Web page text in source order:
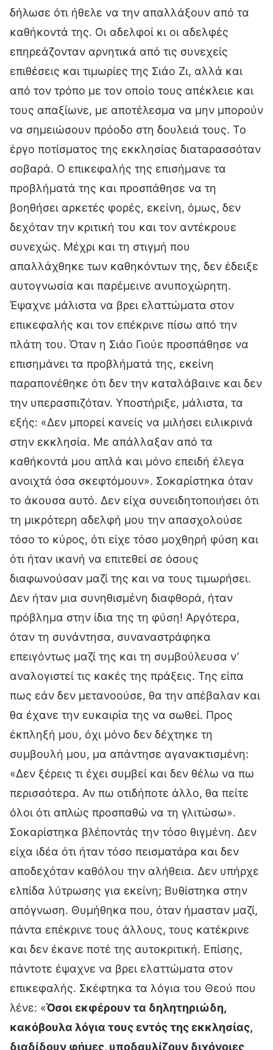
δήλωσε ότι ήθελε να την απαλλάξουν από τα
καθήκοντά της. Οι αδελφοί κι οι αδελφές
επηρεάζονταν αρνητικά από τις συνεχείς
επιθέσεις και τιμωρίες της Σιάο Ζι, αλλά και
από τον τρόπο με τον οποίο τους απέκλειε και
τους απαξίωνε, με αποτέλεσμα να μην μπορούν
να σημειώσουν πρόοδο στη δουλειά τους. Το
έργο ποτίσματος της εκκλησίας διαταρασσόταν
σοβαρά. Ο επικεφαλής της επισήμανε τα
προβλήματά της και προσπάθησε να τη
βοηθήσει αρκετές φορές, εκείνη, όμως, δεν
δεχόταν την κριτική του και τον αντέκρουε
συνεχώς. Μέχρι και τη στιγμή που
απαλλάχθηκε των καθηκόντων της, δεν έδειξε
αυτογνωσία και παρέμεινε ανυποχώρητη.
Έψαχνε μάλιστα να βρει ελαττώματα στον
επικεφαλής και τον επέκρινε πίσω από την
πλάτη του. Όταν η Σιάο Γιούε προσπάθησε να
επισημάνει τα προβλήματά της, εκείνη
παραπονέθηκε ότι δεν την καταλάβαινε και δεν
την υπερασπιζόταν. Υποστήριξε, μάλιστα, τα
εξής: «Δεν μπορεί κανείς να μιλήσει ειλικρινά
στην εκκλησία. Με απάλλαξαν από τα
καθήκοντά μου απλά και μόνο επειδή έλεγα
ανοιχτά όσα σκεφτόμουν». Σοκαρίστηκα όταν
το άκουσα αυτό. Δεν είχα συνειδητοποιήσει ότι
τη μικρότερη αδελφή μου την απασχολούσε
τόσο το κύρος, ότι είχε τόσο μοχθηρή φύση και
ότι ήταν ικανή να επιτεθεί σε όσους
διαφωνούσαν μαζί της και να τους τιμωρήσει.
Δεν ήταν μια συνηθισμένη διαφθορά, ήταν
πρόβλημα στην ίδια της τη φύση! Αργότερα,
όταν τη συνάντησα, συναναστράφηκα
επειγόντως μαζί της και τη συμβούλευσα ν’
αναλογιστεί τις κακές της πράξεις. Της είπα
πως εάν δεν μετανοούσε, θα την απέβαλαν και
θα έχανε την ευκαιρία της να σωθεί. Προς
έκπληξή μου, όχι μόνο δεν δέχτηκε τη
συμβουλή μου, μα απάντησε αγανακτισμένη:
«Δεν ξέρεις τι έχει συμβεί και δεν θέλω να πω
περισσότερα. Αν πω οτιδήποτε άλλο, θα πείτε
όλοι ότι απλώς προσπαθώ να τη γλιτώσω».
Σοκαρίστηκα βλέποντάς την τόσο θιγμένη. Δεν
είχα ιδέα ότι ήταν τόσο πεισματάρα και δεν
αποδεχόταν καθόλου την αλήθεια. Δεν υπήρχε
ελπίδα λύτρωσης για εκείνη; Βυθίστηκα στην
απόγνωση. Θυμήθηκα που, όταν ήμασταν μαζί,
πάντα επέκρινε τους άλλους, τους κατέκρινε
και δεν έκανε ποτέ της αυτοκριτική. Επίσης,
πάντοτε έψαχνε να βρει ελαττώματα στον
επικεφαλής. Σκέφτηκα τα λόγια του Θεού που
λένε: «Όσοι εκφέρουν τα δηλητηριώδη,
κακόβουλα λόγια τους εντός της εκκλησίας,
διαδίδουν φήμες, υποδαυλίζουν διχόνοιες